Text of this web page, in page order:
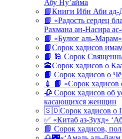
Абу Ну’айма
📘Книги Ибн Аби ад-
📘 «Радость сердец
Рахмана ан-Насира
📘 «Булюг аль-
📘Сорок хадисов
📘 🕌 Сорок
🕋Сорок хадисов о
📘 Сорок хадисов о
💉 📘 «Сорок
🥀 Сорок хадисов об
касающихся женщин
🇸🇩Сорок хадисов о
✅ «Китаб аз-Зухд»
📘 Сорок хадисов,